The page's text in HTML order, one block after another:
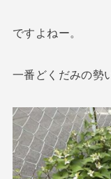
ですよねー。
一番どくだみの勢